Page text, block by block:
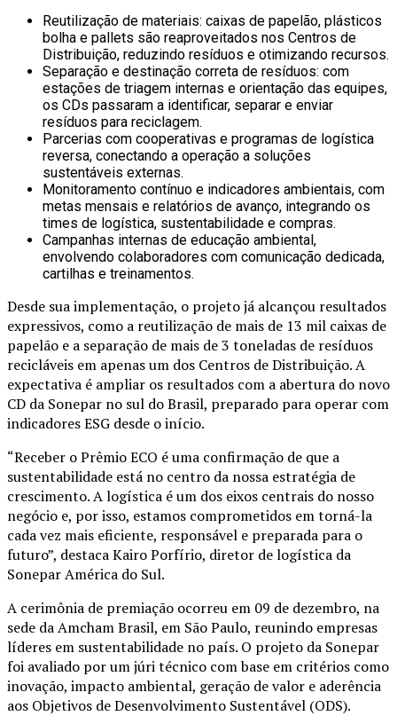
Reutilização de materiais: caixas de papelão, plásticos
bolha e pallets são reaproveitados nos Centros de
Distribuição, reduzindo resíduos e otimizando recursos.
Separação e destinação correta de resíduos: com
estações de triagem internas e orientação das equipes,
os CDs passaram a identificar, separar e enviar
resíduos para reciclagem.
Parcerias com cooperativas e programas de logística
reversa, conectando a operação a soluções
sustentáveis externas.
Monitoramento contínuo e indicadores ambientais, com
metas mensais e relatórios de avanço, integrando os
times de logística, sustentabilidade e compras.
Campanhas internas de educação ambiental,
envolvendo colaboradores com comunicação dedicada,
cartilhas e treinamentos.
Desde sua implementação, o projeto já alcançou resultados
expressivos, como a reutilização de mais de 13 mil caixas de
papelão e a separação de mais de 3 toneladas de resíduos
recicláveis em apenas um dos Centros de Distribuição. A
expectativa é ampliar os resultados com a abertura do novo
CD da Sonepar no sul do Brasil, preparado para operar com
indicadores ESG desde o início.
“Receber o Prêmio ECO é uma confirmação de que a
sustentabilidade está no centro da nossa estratégia de
crescimento. A logística é um dos eixos centrais do nosso
negócio e, por isso, estamos comprometidos em torná-la
cada vez mais eficiente, responsável e preparada para o
futuro”, destaca Kairo Porfírio, diretor de logística da
Sonepar América do Sul.
A cerimônia de premiação ocorreu em 09 de dezembro, na
sede da Amcham Brasil, em São Paulo, reunindo empresas
líderes em sustentabilidade no país. O projeto da Sonepar
foi avaliado por um júri técnico com base em critérios como
inovação, impacto ambiental, geração de valor e aderência
aos Objetivos de Desenvolvimento Sustentável (ODS).